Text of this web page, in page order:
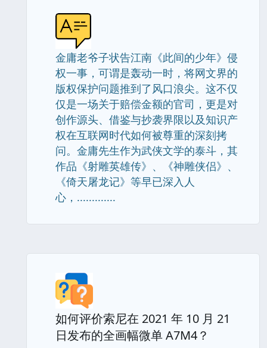
金庸老爷子状告江南《此间的少年》侵
权一事，可谓是轰动一时，将网文界的
版权保护问题推到了风口浪尖。这不仅
仅是一场关于赔偿金额的官司，更是对
创作源头、借鉴与抄袭界限以及知识产
权在互联网时代如何被尊重的深刻拷
问。金庸先生作为武侠文学的泰斗，其
作品《射雕英雄传》、《神雕侠侣》、
《倚天屠龙记》等早已深入人
心，.............
如何评价索尼在 2021 年 10 月 21
日发布的全画幅微单 A7M4？